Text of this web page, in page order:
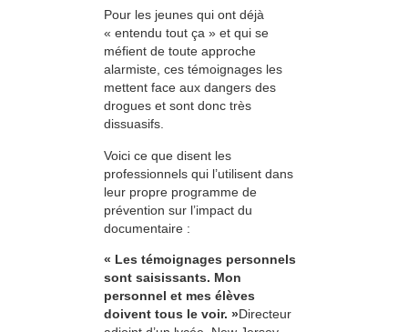
Pour les jeunes qui ont déjà
« entendu tout ça » et qui se
méfient de toute approche
alarmiste, ces témoignages les
mettent face aux dangers des
drogues et sont donc très
dissuasifs.
Voici ce que disent les
professionnels qui l’utilisent dans
leur propre programme de
prévention sur l’impact du
documentaire :
« Les témoignages personnels
sont saisissants. Mon
personnel et mes élèves
doivent tous le voir. »Directeur